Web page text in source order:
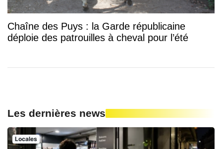
Chaîne des Puys : la Garde républicaine
déploie des patrouilles à cheval pour l’été
Les dernières news
Locales